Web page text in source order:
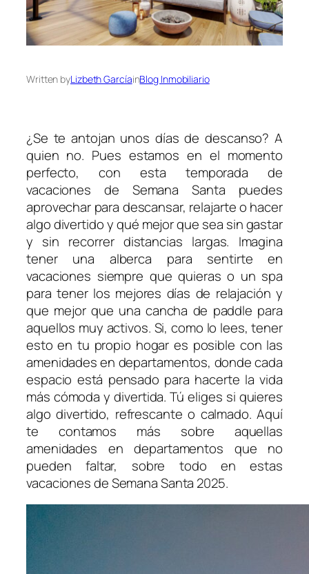
Written byLizbeth GarcíainBlog Inmobiliario
¿Se te antojan unos días de descanso? A
quien no. Pues estamos en el momento
perfecto, con esta temporada de
vacaciones de Semana Santa puedes
aprovechar para descansar, relajarte o hacer
algo divertido y qué mejor que sea sin gastar
y sin recorrer distancias largas. Imagina
tener una alberca para sentirte en
vacaciones siempre que quieras o un spa
para tener los mejores días de relajación y
que mejor que una cancha de paddle para
aquellos muy activos. Si, como lo lees, tener
esto en tu propio hogar es posible con las
amenidades en departamentos, donde cada
espacio está pensado para hacerte la vida
más cómoda y divertida. Tú eliges si quieres
algo divertido, refrescante o calmado. Aquí
te contamos más sobre aquellas
amenidades en departamentos que no
pueden faltar, sobre todo en estas
vacaciones de Semana Santa 2025.